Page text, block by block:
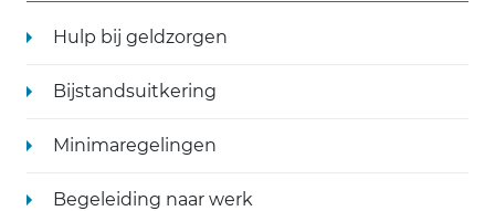
Hulp bij geldzorgen
Bijstandsuitkering
Minimaregelingen
Begeleiding naar werk